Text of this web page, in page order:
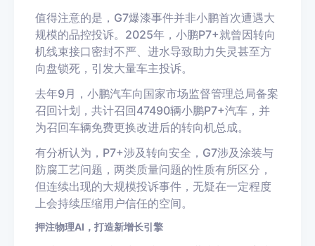
值得注意的是，G7爆漆事件并非小鹏首次遭遇大
规模的品控投诉。2025年，小鹏P7+就曾因转向
机线束接口密封不严、进水导致助力失灵甚至方
向盘锁死，引发大量车主投诉。
去年9月，小鹏汽车向国家市场监督管理总局备案
召回计划，共计召回47490辆小鹏P7+汽车，并
为召回车辆免费更换改进后的转向机总成。
有分析认为，P7+涉及转向安全，G7涉及涂装与
防腐工艺问题，两类质量问题的性质有所区分，
但连续出现的大规模投诉事件，无疑在一定程度
上会持续压缩用户信任的空间。
押注物理AI，打造新增长引擎